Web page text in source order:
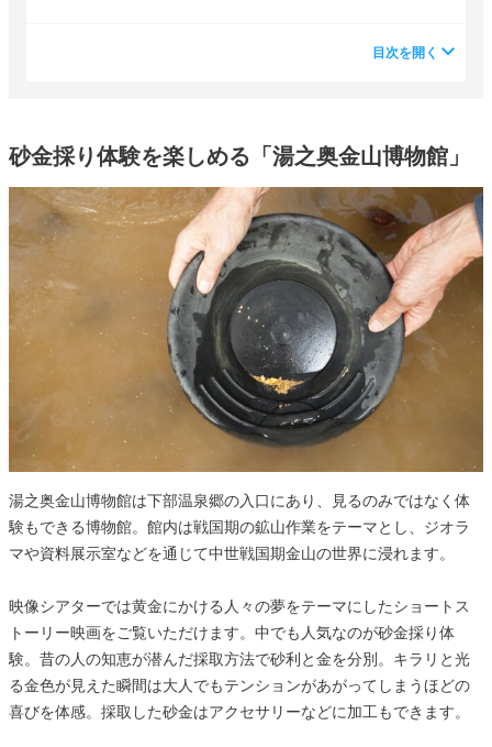
目次を開く
砂金採り体験を楽しめる「湯之奥金山博物館」
湯之奥金山博物館は下部温泉郷の入口にあり、見るのみではなく体
験もできる博物館。館内は戦国期の鉱山作業をテーマとし、ジオラ
マや資料展示室などを通じて中世戦国期金山の世界に浸れます。
映像シアターでは黄金にかける人々の夢をテーマにしたショートス
トーリー映画をご覧いただけます。中でも人気なのが砂金採り体
験。昔の人の知恵が潜んだ採取方法で砂利と金を分別。キラリと光
る金色が見えた瞬間は大人でもテンションがあがってしまうほどの
喜びを体感。採取した砂金はアクセサリーなどに加工もできます。